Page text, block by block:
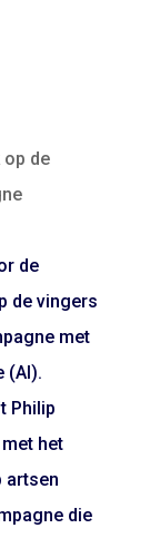
de
de
de vingers
met
(AI).
Philip
het
artsen
die